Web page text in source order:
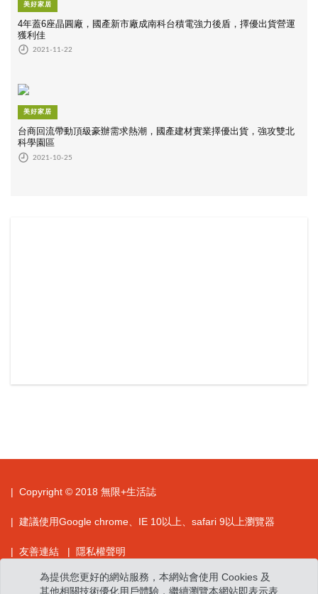
為提供您更好的網站服務，本網站會使用 Cookies 及
其他相關技術優化用戶體驗，繼續瀏覽本網站即表示表
美好家居
4年蓋6座晶圓廠，國產新市廠成南科台積電強力後盾，擇優出貨營運
獲利佳
2021-11-22
美好家居
台商回流帶動頂級豪辦需求熱潮，國產建材實業擇優出貨，強攻雙北
科學園區
2021-10-25
| Copyright © 2018 無限+生活誌
| 建議使用Google chrome、IE 10以上、safari 9以上瀏覽器
| 友善連結 | 隱私權聲明
| 本網站圖文影音著作歸屬中興保全科技股份有限公司所有，歡迎各